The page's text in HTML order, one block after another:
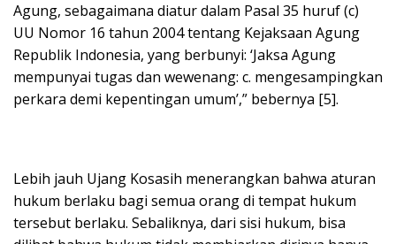
Agung, sebagaimana diatur dalam Pasal 35 huruf (c)
UU Nomor 16 tahun 2004 tentang Kejaksaan Agung
Republik Indonesia, yang berbunyi: ‘Jaksa Agung
mempunyai tugas dan wewenang: c. mengesampingkan
perkara demi kepentingan umum’,” bebernya [5].
Lebih jauh Ujang Kosasih menerangkan bahwa aturan
hukum berlaku bagi semua orang di tempat hukum
tersebut berlaku. Sebaliknya, dari sisi hukum, bisa